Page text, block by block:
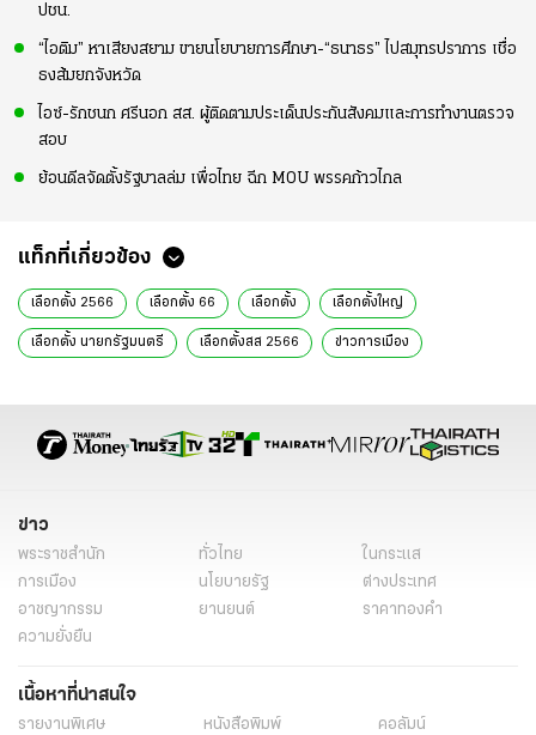
ปชน.
“ไอติม” หาเสียงสยาม ขายนโยบายการศึกษา-“ธนาธร” ไปสมุทรปราการ เชื่อ
ธงส้มยกจังหวัด
ไอซ์-รักชนก ศรีนอก สส. ผู้ติดตามประเด็นประกันสังคมและการทำงานตรวจ
สอบ
ย้อนดีลจัดตั้งรัฐบาลล่ม เพื่อไทย ฉีก MOU พรรคก้าวไกล
แท็กที่เกี่ยวข้อง
เลือกตั้ง 2566 เลือกตั้ง 66 เลือกตั้ง เลือกตั้งใหญ่
เลือกตั้ง นายกรัฐมนตรี เลือกตั้งสส 2566 ข่าวการเมือง
อดีตรมว.คลัง แกนนำพลังประชารัฐ เศรษฐกิจไทย
ข่าว
พระราชสำนัก ทั่วไทย
ในกระแส
การเมือง
นโยบายรัฐ
ต่างประเทศ
อาชญากรรม
ยานยนต์
ราคาทองคำ
ความยั่งยืน
เนื้อหาที่น่าสนใจ
รายงานพิเศษ หนังสือพิมพ์
คอลัมน์